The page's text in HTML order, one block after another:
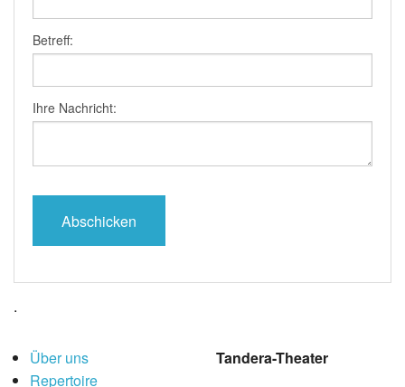
Betreff:
Ihre Nachricht:
.
Über uns
Repertoire
Tandera-Theater